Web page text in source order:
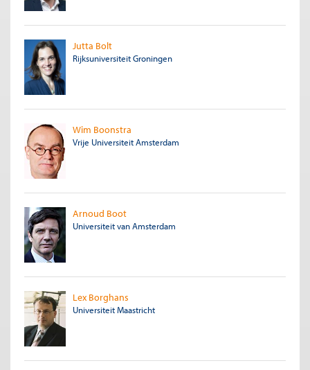
Jutta Bolt
Rijksuniversiteit Groningen
Wim Boonstra
Vrije Universiteit Amsterdam
Arnoud Boot
Universiteit van Amsterdam
Lex Borghans
Universiteit Maastricht